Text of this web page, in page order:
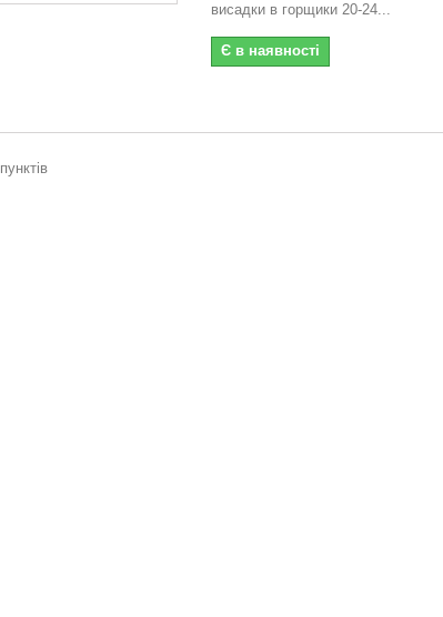
висадки в горщики 20-24...
Є в наявності